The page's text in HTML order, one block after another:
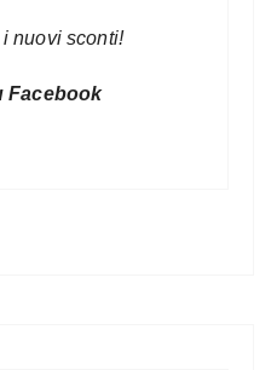
nuovi sconti!
Facebook